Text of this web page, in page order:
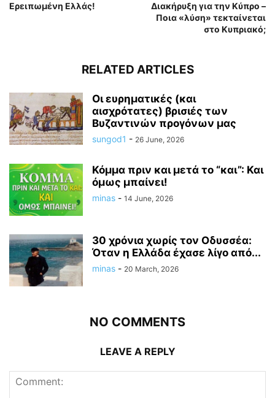
Ερειπωμένη Ελλάς!
Διακήρυξη για την Κύπρο –
Ποια «λύση» τεκταίνεται
στο Κυπριακό;
RELATED ARTICLES
Οι ευρηματικές (και
αισχρότατες) βρισιές των
Βυζαντινών προγόνων μας
sungod1 - 26 June, 2026
Κόμμα πριν και μετά το “και”: Και
όμως μπαίνει!
minas - 14 June, 2026
30 χρόνια χωρίς τον Οδυσσέα:
Όταν η Ελλάδα έχασε λίγο από...
minas - 20 March, 2026
NO COMMENTS
LEAVE A REPLY